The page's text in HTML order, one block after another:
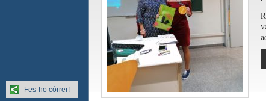
Fes-ho córrer!